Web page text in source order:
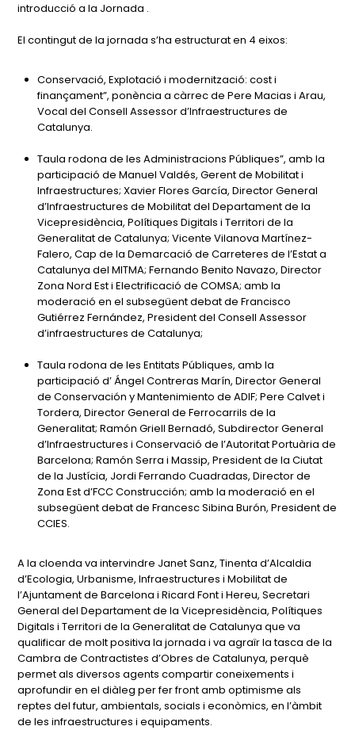
introducció a la Jornada .
El contingut de la jornada s’ha estructurat en 4 eixos:
Conservació, Explotació i modernització: cost i
finançament”, ponència a càrrec de Pere Macias i Arau,
Vocal del Consell Assessor d’Infraestructures de
Catalunya.
Taula rodona de les Administracions Públiques”, amb la
participació de Manuel Valdés, Gerent de Mobilitat i
Infraestructures; Xavier Flores García, Director General
d’Infraestructures de Mobilitat del Departament de la
Vicepresidència, Polítiques Digitals i Territori de la
Generalitat de Catalunya; Vicente Vilanova Martínez-
Falero, Cap de la Demarcació de Carreteres de l’Estat a
Catalunya del MITMA; Fernando Benito Navazo, Director
Zona Nord Est i Electrificació de COMSA; amb la
moderació en el subsegüent debat de Francisco
Gutiérrez Fernández, President del Consell Assessor
d’infraestructures de Catalunya;
Taula rodona de les Entitats Públiques, amb la
participació d’ Ángel Contreras Marín, Director General
de Conservación y Mantenimiento de ADIF; Pere Calvet i
Tordera, Director General de Ferrocarrils de la
Generalitat; Ramón Griell Bernadó, Subdirector General
d’Infraestructures i Conservació de l’Autoritat Portuària de
Barcelona; Ramón Serra i Massip, President de la Ciutat
de la Justícia, Jordi Ferrando Cuadradas, Director de
Zona Est d’FCC Construcción; amb la moderació en el
subsegüent debat de Francesc Sibina Burón, President de
CCIES.
A la cloenda va intervindre Janet Sanz, Tinenta d’Alcaldia
d’Ecologia, Urbanisme, Infraestructures i Mobilitat de
l’Ajuntament de Barcelona i Ricard Font i Hereu, Secretari
General del Departament de la Vicepresidència, Polítiques
Digitals i Territori de la Generalitat de Catalunya que va
qualificar de molt positiva la jornada i va agraïr la tasca de la
Cambra de Contractistes d’Obres de Catalunya, perquè
permet als diversos agents compartir coneixements i
aprofundir en el diàleg per fer front amb optimisme als
reptes del futur, ambientals, socials i econòmics, en l’àmbit
de les infraestructures i equipaments.